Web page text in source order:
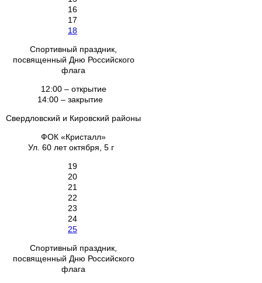
16
17
18
Спортивный праздник,
посвященный Дню Российского
флага
12:00 – открытие
14:00 – закрытие
Свердловский и Кировский районы
ФОК «Кристалл»
Ул. 60 лет октября, 5 г
19
20
21
22
23
24
25
Спортивный праздник,
посвященный Дню Российского
флага